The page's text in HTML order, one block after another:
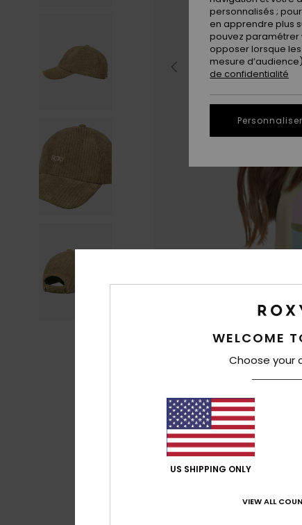
WELCOME
Choose your
US SHIPPING ONLY
VIEW ALL
personnalisés ;
en apprendre plus
pouvez paramétrer
opposer lorsque
mesure
de confidentialité